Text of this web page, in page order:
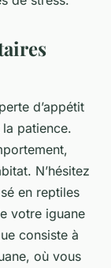
d’appétit
patience.
N’hésitez
en reptiles
votre iguane
consiste à
où vous